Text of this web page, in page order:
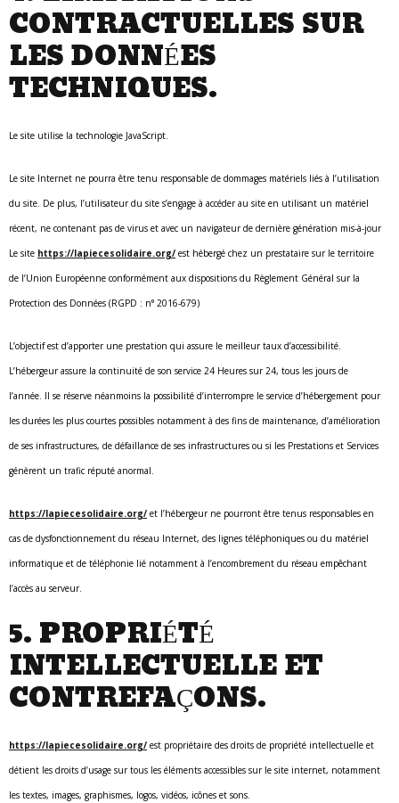
CONTRACTUELLES SUR
LES DONNÉES
TECHNIQUES.
Le site utilise la technologie JavaScript.
Le site Internet ne pourra être tenu responsable de dommages matériels liés à l’utilisation
du site. De plus, l’utilisateur du site s’engage à accéder au site en utilisant un matériel
récent, ne contenant pas de virus et avec un navigateur de dernière génération mis-à-jour
Le site https://lapiecesolidaire.org/ est hébergé chez un prestataire sur le territoire
de l’Union Européenne conformément aux dispositions du Règlement Général sur la
Protection des Données (RGPD : n° 2016-679)
L’objectif est d’apporter une prestation qui assure le meilleur taux d’accessibilité.
L’hébergeur assure la continuité de son service 24 Heures sur 24, tous les jours de
l’année. Il se réserve néanmoins la possibilité d’interrompre le service d’hébergement pour
les durées les plus courtes possibles notamment à des fins de maintenance, d’amélioration
de ses infrastructures, de défaillance de ses infrastructures ou si les Prestations et Services
génèrent un trafic réputé anormal.
https://lapiecesolidaire.org/ et l’hébergeur ne pourront être tenus responsables en
cas de dysfonctionnement du réseau Internet, des lignes téléphoniques ou du matériel
informatique et de téléphonie lié notamment à l’encombrement du réseau empêchant
l’accès au serveur.
5. PROPRIÉTÉ
INTELLECTUELLE ET
CONTREFAÇONS.
https://lapiecesolidaire.org/ est propriétaire des droits de propriété intellectuelle et
détient les droits d’usage sur tous les éléments accessibles sur le site internet, notamment
les textes, images, graphismes, logos, vidéos, icônes et sons.